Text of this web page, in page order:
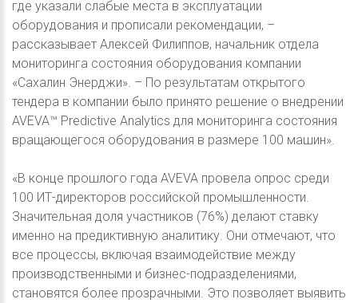
где указали слабые места в эксплуатации
оборудования и прописали рекомендации, –
рассказывает Алексей Филиппов, начальник отдела
мониторинга состояния оборудования компании
«Сахалин Энерджи». – По результатам открытого
тендера в компании было принято решение о внедрении
AVEVA™ Predictive Analytics для мониторинга состояния
вращающегося оборудования в размере 100 машин».
«В конце прошлого года AVEVA провела опрос среди
100 ИТ-директоров российской промышленности.
Значительная доля участников (76%) делают ставку
именно на предиктивную аналитику. Они отмечают, что
все процессы, включая взаимодействие между
производственными и бизнес-подразделениями,
становятся более прозрачными. Это позволяет выявить